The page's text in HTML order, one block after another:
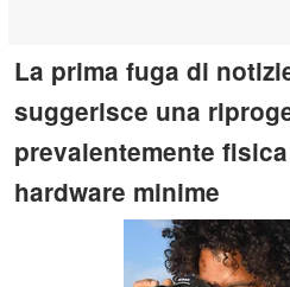
La prima fuga di
suggerisce una
prevalentemente
hardware minime